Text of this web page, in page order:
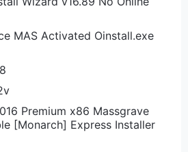
回程路由
荷兰vps电信去程绕美国，横
迟已经不低了，回程大部分节点
联通去程还是绕美国，延迟就很
程；移动去程依然是绕美国然后
连回程。等于是三网去程都绕美
联通绕美国，但是三网往返延迟
MAS Activated Oinstall.exe
Premium x86 Massgrave
[Monarch] Express Installer